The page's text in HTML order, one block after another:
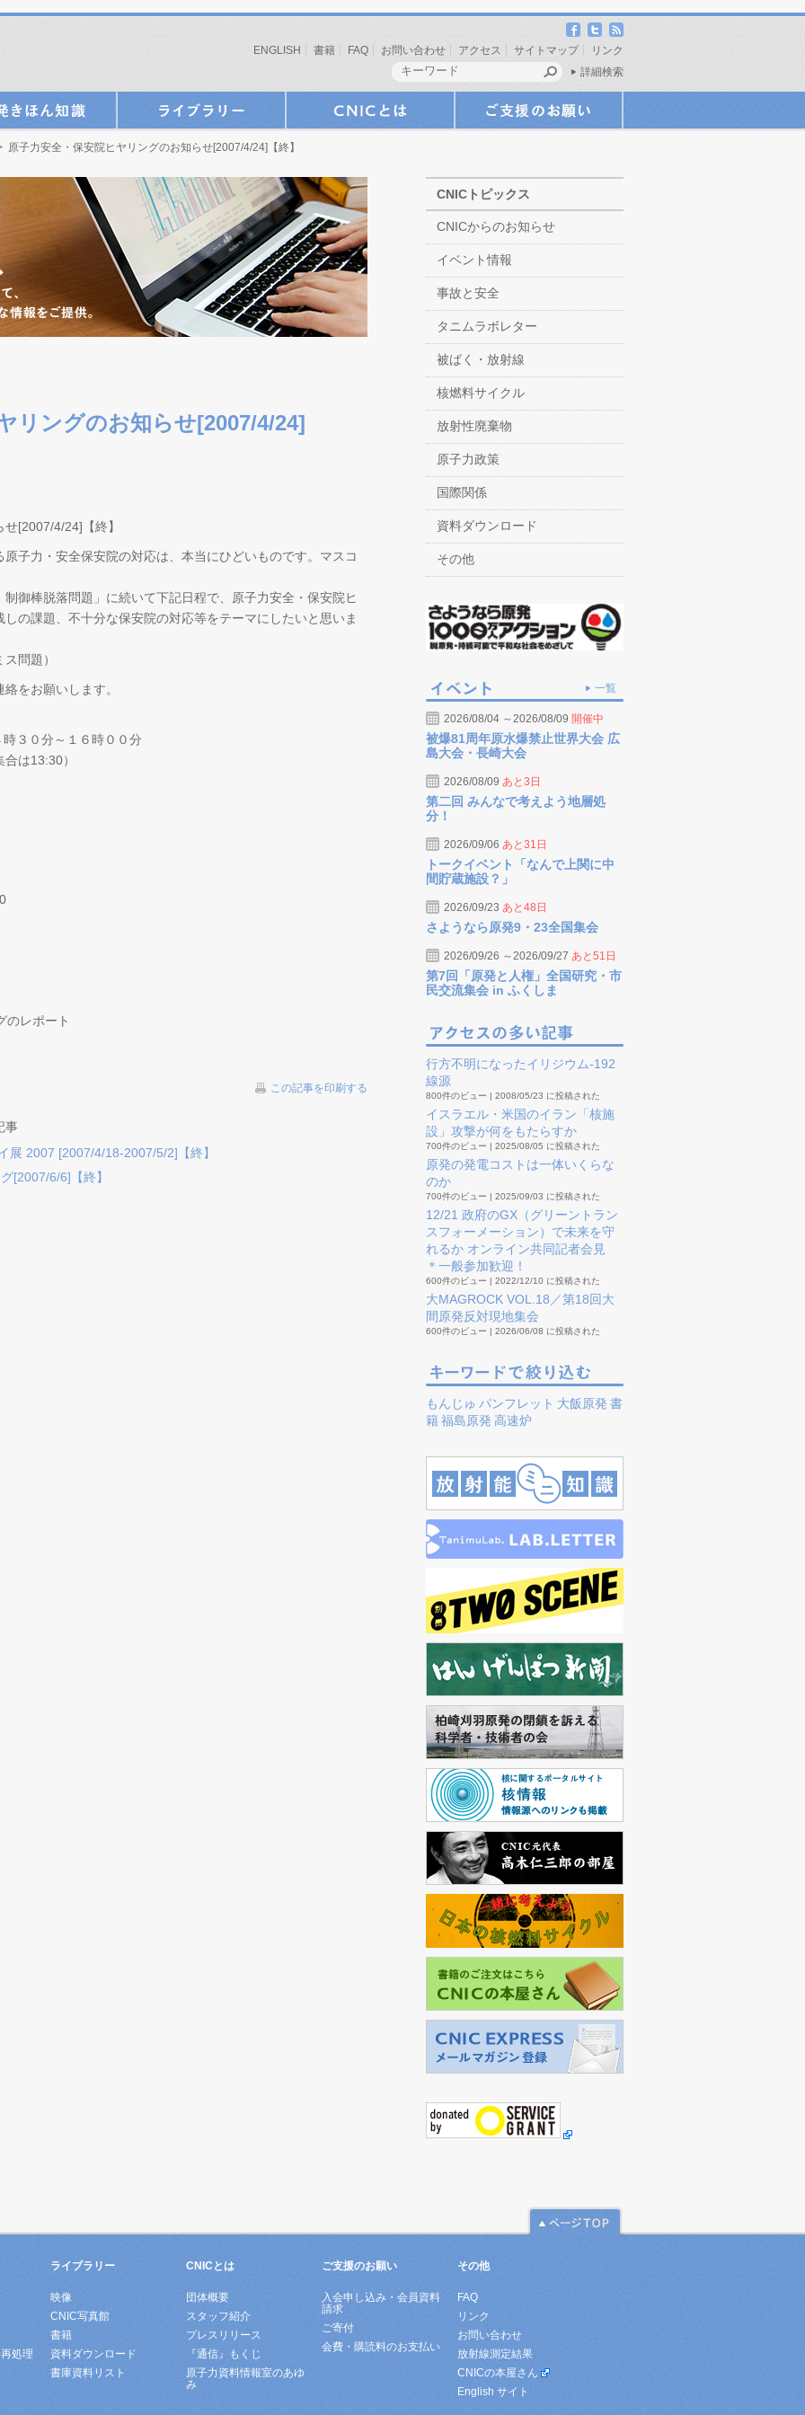
ENGLISH 書籍 FAQ お問い合わせ アクセス サイトマップ
リンク
詳細検索
子力安全・保安院ヒヤリングのお知らせ[2007/4/24]【終】
リングのお知らせ[2007/4/24]
[2007/4/24]【終】
子力・安全保安院の対応は、本当にひどいものです。マスコ
御棒脱落問題」に続いて下記日程で、原子力安全・保安院ヒ
の課題、不十分な保安院の対応等をテーマにしたいと思いま
問題）
をお願いします。
３０分～１６時００分
）
のレポート
この記事を印刷する
事
展 2007 [2007/4/18-2007/5/2]【終】
[2007/6/6]【終】
CNICトピックス
CNICからのお知らせ
イベント情報
事故と安全
タニムラボレター
被ばく・放射線
核燃料サイクル
放射性廃棄物
原子力政策
国際関係
資料ダウンロード
その他
一覧
2026/08/04 ～2026/08/09 開催中
被爆81周年原水爆禁止世界大会 広
島大会・長崎大会
2026/08/09 あと3日
第二回 みんなで考えよう地層処
分！
2026/09/06 あと31日
トークイベント「なんで上関に中
間貯蔵施設？」
2026/09/23 あと48日
さようなら原発9・23全国集会
2026/09/26 ～2026/09/27 あと51日
第7回「原発と人権」全国研究・市
民交流集会 in ふくしま
行方不明になったイリジウム-192
線源
800件のビュー | 2008/05/23 に投稿された
イスラエル・米国のイラン「核施
設」攻撃が何をもたらすか
700件のビュー | 2025/08/05 に投稿された
原発の発電コストは一体いくらな
のか
700件のビュー | 2025/09/03 に投稿された
12/21 政府のGX（グリーントラン
スフォーメーション）で未来を守
れるか オンライン共同記者会見
＊一般参加歓迎！
600件のビュー | 2022/12/10 に投稿された
大MAGROCK VOL.18／第18回大
間原発反対現地集会
600件のビュー | 2026/06/08 に投稿された
もんじゅ パンフレット 大飯原発 書
籍福島原発 高速炉
処理
ライブラリー
映像
CNIC写真館
書籍
資料ダウンロード
書庫資料リスト
CNICとは
団体概要
スタッフ紹介
プレスリリース
『通信』もくじ
原子力資料情報室のあゆ
み
ご支援のお願い
入会申し込み・会員資料
請求
ご寄付
会費・購読料のお支払い
その他
FAQ
リンク
お問い合わせ
放射線測定結果
CNICの本屋さん
English サイト